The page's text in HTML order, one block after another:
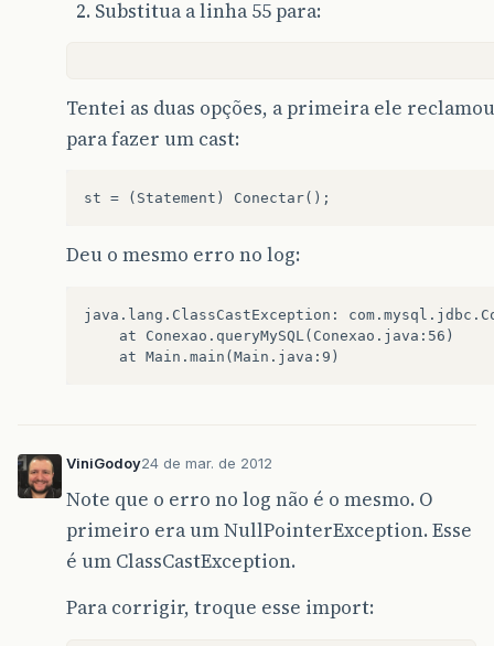
Substitua a linha 55 para:
Tentei as duas opções, a primeira ele
para fazer um cast:
Deu o mesmo erro no log:
java.lang.ClassCastException:
ViniGodoy24 de mar. de 2012
Note que o erro no log não é o mesmo. O
primeiro era um NullPointerException. Esse
é um ClassCastException.
Para corrigir, troque esse import: